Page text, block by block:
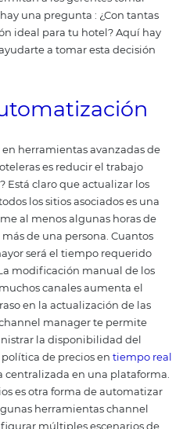
de canales que esté
del hotel (PMS
actualice
se publica en el